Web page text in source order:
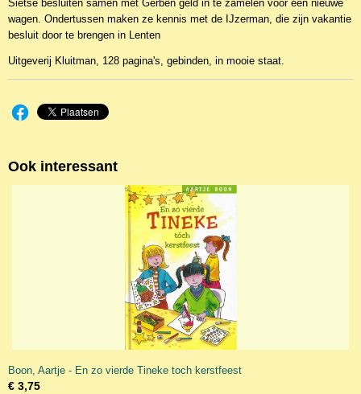
Sietse besluiten samen met Gerben geld in te zamelen voor een nieuwe
wagen. Ondertussen maken ze kennis met de IJzerman, die zijn vakantie
besluit door te brengen in Lenten
Uitgeverij Kluitman, 128 pagina's, gebinden, in mooie staat.
Ook interessant
Boon, Aartje - En zo vierde Tineke toch kerstfeest
€ 3,75